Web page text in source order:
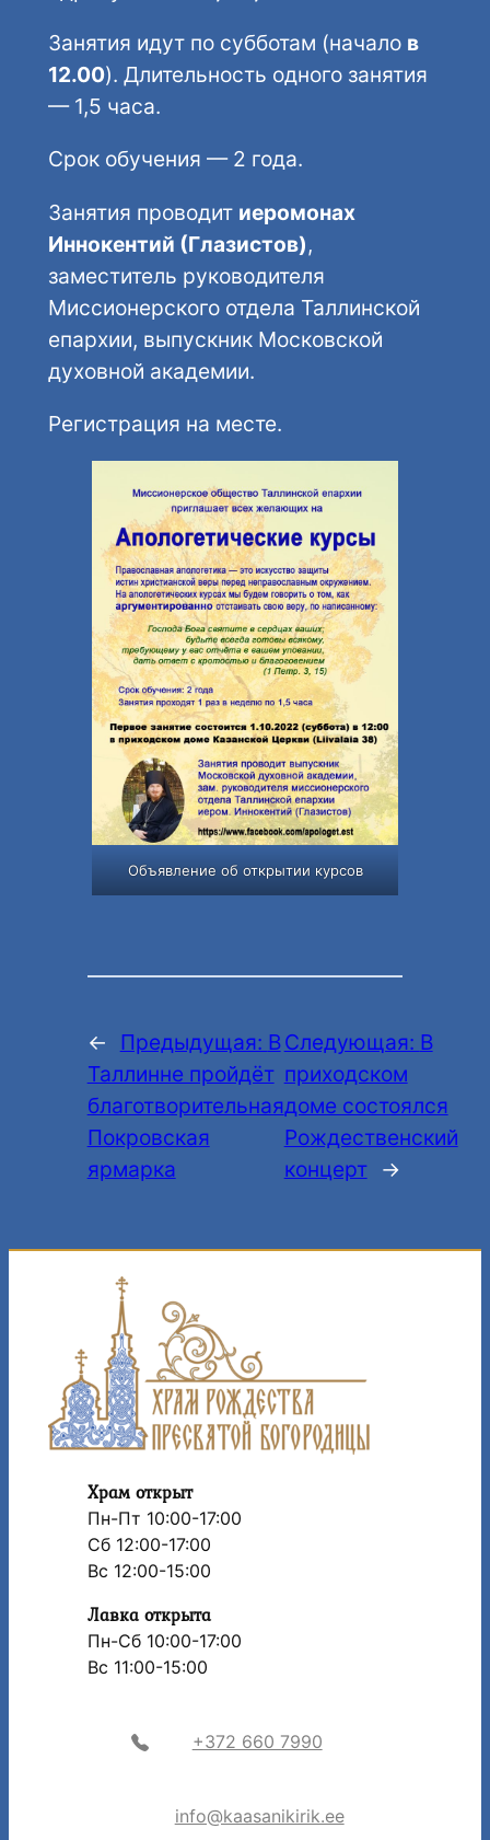
Занятия идут по субботам (начало в
12.00). Длительность одного занятия
— 1,5 часа.
Срок обучения — 2 года.
Занятия проводит иеромонах
Иннокентий (Глазистов),
заместитель руководителя
Миссионерского отдела Таллинской
епархии, выпускник Московской
духовной академии.
Регистрация на месте.
Объявление об открытии курсов
← Предыдущая: В
Таллинне пройдёт
благотворительная
Покровская
ярмарка
Следующая: В
приходском
доме состоялся
Рождественский
концерт →
Храм открыт
Пн-Пт 10:00-17:00
Сб 12:00-17:00
Вс 12:00-15:00
Лавка открыта
Пн-Сб 10:00-17:00
Вс 11:00-15:00
+372 660 7990
info@kaasanikirik.ee